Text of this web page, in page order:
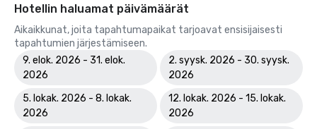
Hotellin haluamat päivämäärät
Aikaikkunat, joita tapahtumapaikat tarjoavat ensisijaisesti
tapahtumien järjestämiseen.
9. elok. 2026 - 31. elok.
2026
2. syysk. 2026 - 30. syysk.
2026
5. lokak. 2026 - 8. lokak.
2026
12. lokak. 2026 - 15. lokak.
2026